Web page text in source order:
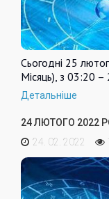
Сьогодні 25
Місяць), з 03:20 –
Детальніше
24 ЛЮТОГО 2022
24. 02. 2022